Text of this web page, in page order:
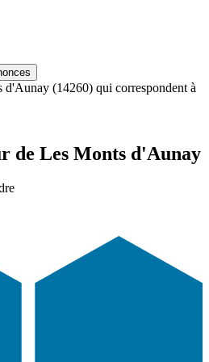
d'Aunay (14260) qui correspondent à
de Les Monts d'Aunay